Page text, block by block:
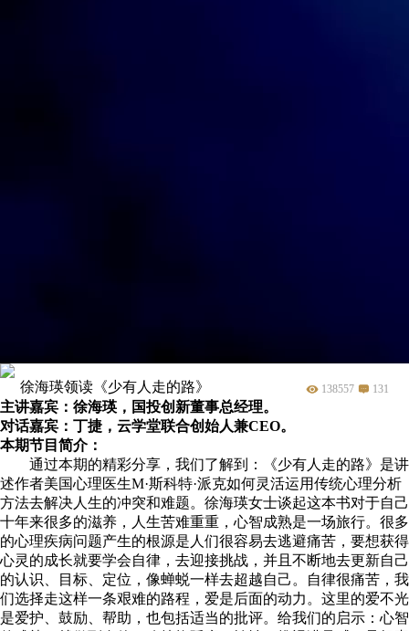
徐海瑛领读《少有人走的路》 138557 131
主讲嘉宾：徐海瑛，国投创新董事总经理。
对话嘉宾：丁捷，云学堂联合创始人兼CEO。
本期节目简介：
通过本期的精彩分享，我们了解到：《少有人走的路》是讲
述作者美国心理医生M·斯科特·派克如何灵活运用传统心理分析
方法去解决人生的冲突和难题。徐海瑛女士谈起这本书对于自己
十年来很多的滋养，人生苦难重重，心智成熟是一场旅行。很多
的心理疾病问题产生的根源是人们很容易去逃避痛苦，要想获得
心灵的成长就要学会自律，去迎接挑战，并且不断地去更新自己
的认识、目标、定位，像蝉蜕一样去超越自己。自律很痛苦，我
们选择走这样一条艰难的路程，爱是后面的动力。这里的爱不光
是爱护、鼓励、帮助，也包括适当的批评。给我们的启示：心智